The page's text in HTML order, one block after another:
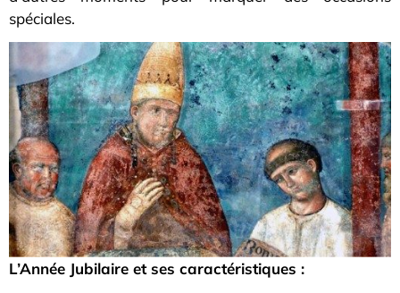
spéciales.
L’Année Jubilaire et ses caractéristiques :